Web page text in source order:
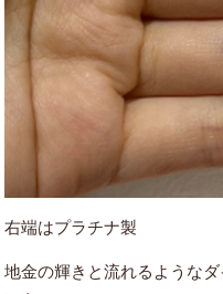
右端はプラチナ製
地金の輝きと流れるような